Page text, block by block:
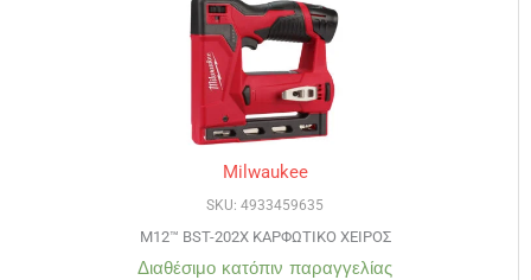
Milwaukee
SKU: 4933459635
M12™ BST-202X ΚΑΡΦΩΤΙΚΟ ΧΕΙΡΟΣ
Διαθέσιμο κατόπιν παραγγελίας